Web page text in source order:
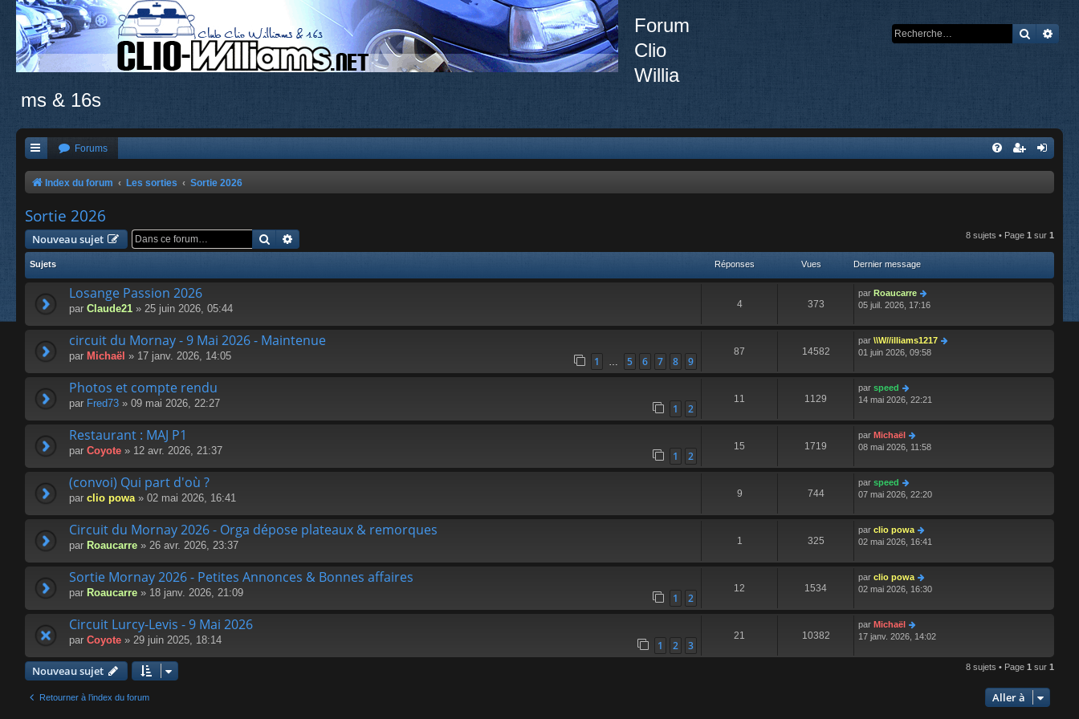
Forum
Clio
Willia
ms & 16s
Forums
Index du forum Les sorties Sortie 2026
Sortie 2026
Nouveau sujet Rechercher 8 sujets • Page 1 sur 1
Sujets Réponses Vues Dernier message
Losange Passion 2026
par Claude21 » 25 juin 2026, 05:44 4 373
par Roaucarre
05 juil. 2026, 17:16
circuit du Mornay - 9 Mai 2026 - Maintenue
par Michaël » 17 janv. 2026, 14:05 1 … 5 6 7 8 9
87 14582
par \\W//illiams1217
01 juin 2026, 09:58
Photos et compte rendu
par Fred73 » 09 mai 2026, 22:27 1 2
11 1129
par speed
14 mai 2026, 22:21
Restaurant : MAJ P1
par Coyote » 12 avr. 2026, 21:37 1 2
15 1719
par Michaël
08 mai 2026, 11:58
(convoi) Qui part d'où ?
par clio powa» 02 mai 2026, 16:41 9 744
par speed
07 mai 2026, 22:20
Circuit du Mornay 2026 - Orga dépose plateaux & remorques
par Roaucarre » 26 avr. 2026, 23:37 1 325
par clio powa
02 mai 2026, 16:41
Sortie Mornay 2026 - Petites Annonces & Bonnes affaires
par Roaucarre » 18 janv. 2026, 21:09 1 2
12 1534
par clio powa
02 mai 2026, 16:30
Circuit Lurcy-Levis - 9 Mai 2026
par Coyote » 29 juin 2025, 18:14 1 2 3
21 10382
par Michaël
17 janv. 2026, 14:02
Nouveau sujet 8 sujets • Page 1 sur 1
Retourner à l’index du forum Aller à